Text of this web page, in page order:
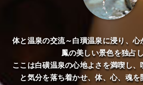
体と温泉の交流～白璜温泉に浸り、
鳳の美しい景色を独占
ここは白磺温泉の心地よさを満喫し
と気分を落ち着かせ、体、心、魂